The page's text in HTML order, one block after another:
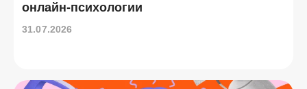
онлайн-психологии
31.07.2026